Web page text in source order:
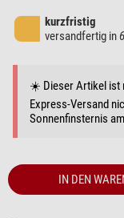
kurzfristig
versandfertig in
☀️ Dieser Artikel ist
Express-Versand
Sonnenfinsternis
IN DEN